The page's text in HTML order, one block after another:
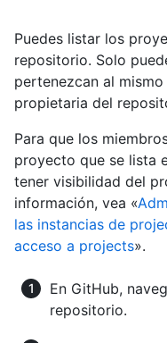
Puedes listar los
repositorio. Solo
pertenezcan al
propietaria del
Para que los
proyecto que se lista
tener visibilidad del
información, vea «
las instancias de
acceso a projects».
En GitHub,
repositorio.